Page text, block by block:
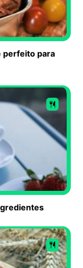
perfeito para